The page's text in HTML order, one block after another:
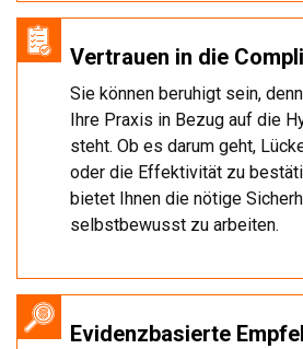
Vertrauen in die
Sie können beruhigt sein,
Ihre Praxis in Bezug auf die
steht. Ob es darum geht,
oder die Effektivität zu
bietet Ihnen die nötige
selbstbewusst zu arbeiten.
Evidenzbasierte